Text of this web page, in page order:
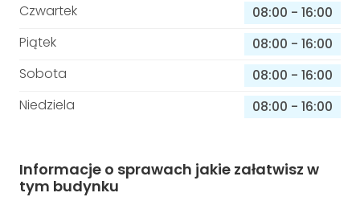
Czwartek
08:00 - 16:00
Piątek
08:00 - 16:00
Sobota
08:00 - 16:00
Niedziela
08:00 - 16:00
Informacje o sprawach jakie załatwisz w
tym budynku